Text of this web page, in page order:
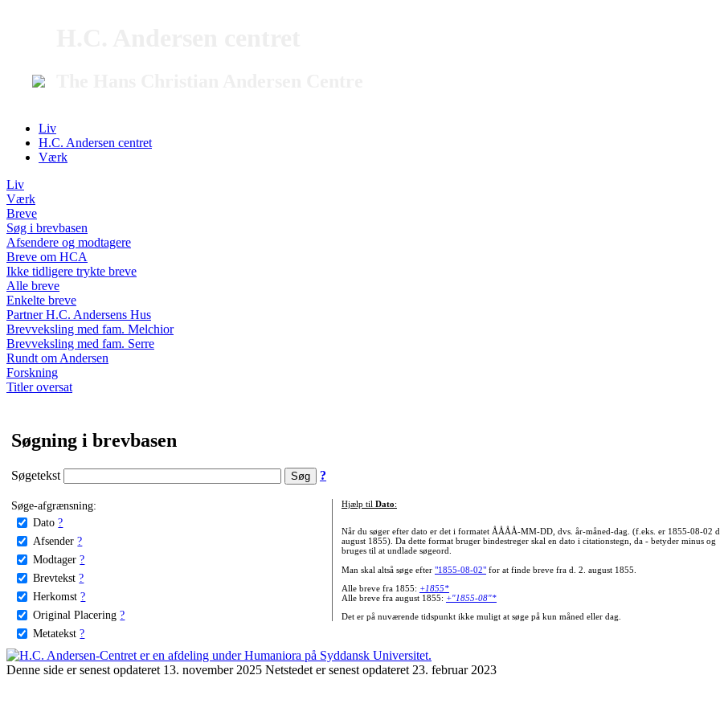
Liv
H.C. Andersen centret
Værk
Liv
Værk
Breve
Søg i brevbasen
Afsendere og modtagere
Breve om HCA
Ikke tidligere trykte breve
Alle breve
Enkelte breve
Partner H.C. Andersens Hus
Brevveksling med fam. Melchior
Brevveksling med fam. Serre
Rundt om Andersen
Forskning
Titler oversat
Søgning i brevbasen
Søgetekst ?
Søge-afgrænsning:
Dato ?
Afsender ?
Modtager ?
Brevtekst ?
Herkomst ?
Original Placering ?
Metatekst ?
Hjælp til Dato:
Når du søger efter dato er det i formatet ÅÅÅÅ-MM-DD, dvs. år-måned-dag. (f.eks. er 1855-08-02
august 1855). Da dette format bruger bindestreger skal en dato i citationstegn, da - betyder minus og
bruges til at undlade søgeord.
Man skal altså søge efter "1855-08-02"for at finde breve fra d. 2. august 1855.
Alle breve fra 1855: +1855*
Alle breve fra august 1855: +"1855-08"*
Det er på nuværende tidspunkt ikke muligt at søge på kun måned eller dag.
Denne side er senest opdateret 13. november 2025 Netstedet er senest opdateret 23. februar 2023